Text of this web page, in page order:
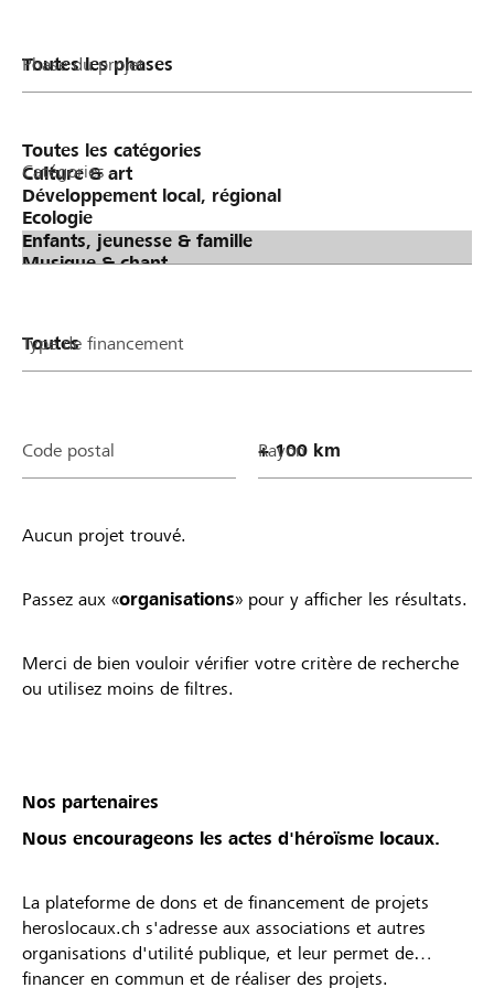
Phase du projet
Catégories
Type de financement
Code postal Rayon
Aucun projet trouvé.
Passez aux «organisations» pour y afficher les résultats.
Merci de bien vouloir vérifier votre critère de recherche
ou utilisez moins de filtres.
Nos partenaires
Nous encourageons les actes d'héroïsme locaux.
La plateforme de dons et de financement de projets
heroslocaux.ch s'adresse aux associations et autres
organisations d'utilité publique, et leur permet de
financer en commun et de réaliser des projets.